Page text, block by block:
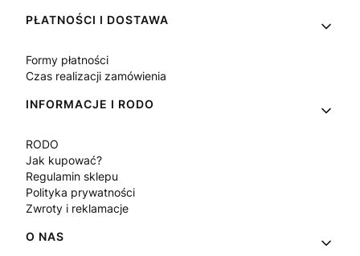
PŁATNOŚCI I DOSTAWA
Formy płatności
Czas realizacji zamówienia
INFORMACJE I RODO
RODO
Jak kupować?
Regulamin sklepu
Polityka prywatności
Zwroty i reklamacje
O NAS